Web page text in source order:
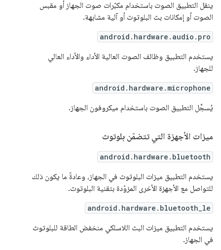
ينقل التطبيق الصوت باستخدام مكبّرات صوت الجهاز أو مقبس
الصوت أو إمكانات بث البلوتوث أو آلية مشابهة.
android.hardware.audio.pro
يستخدم التطبيق وظائف الصوت العالية الأداء والأداء العالي
للجهاز.
android.hardware.microphone
يُسجِّل التطبيق الصوت باستخدام ميكروفون الجهاز.
ميزات الأجهزة التي تتضمّن بلوتوث
android.hardware.bluetooth
يستخدم التطبيق ميزات البلوتوث في الجهاز، وعادةً ما يكون ذلك
للتواصل مع الأجهزة الأخرى المزوّدة بتقنية البلوتوث.
android.hardware.bluetooth_le
يستخدم التطبيق ميزات البث اللاسلكي منخفض الطاقة للبلوتوث
في الجهاز.